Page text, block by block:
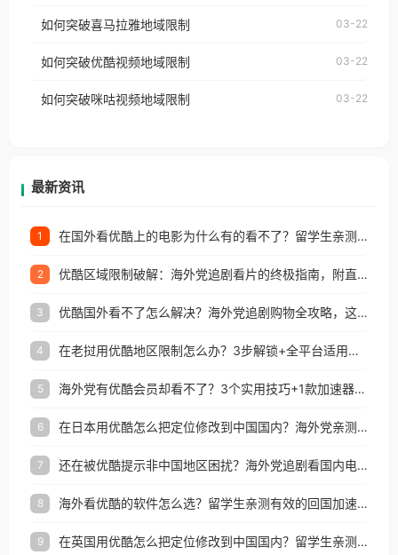
台湾、美国、加拿大、澳大利亚、欧洲等国家和地区
权限制所困扰。
制问题，且仅能在中国大陆地区播放。 遇到这个问题
户收听网易云音乐地区版权限制」的问题，无论人在
如何突破喜马拉雅地域限制 03-22
如何突破优酷视频地域限制 03-22
如何突破咪咕视频地域限制 03-22
最新资讯
1 在国外看优酷上的电影为什么有的看不了？留学生亲测有效的回国加速方案
2 优酷区域限制破解：海外党追剧看片的终极指南，附直播欧冠+1905电影网解决方案
3 优酷国外看不了怎么解决？海外党追剧购物全攻略，这招亲测有效！
4 在老挝用优酷地区限制怎么办？3步解锁+全平台适用的回国加速器指南
5 海外党有优酷会员却看不了？3个实用技巧+1款加速器解决追剧&金融APP难题
6 在日本用优酷怎么把定位修改到中国国内？海外党亲测有效的回国加速指南
7 还在被优酷提示非中国地区困扰？海外党追剧看国内电影的正确打开方式
8 海外看优酷的软件怎么选？留学生亲测有效的回国加速方案
9 在英国用优酷怎么把定位修改到中国国内？留学生亲测有效的回国加速方案